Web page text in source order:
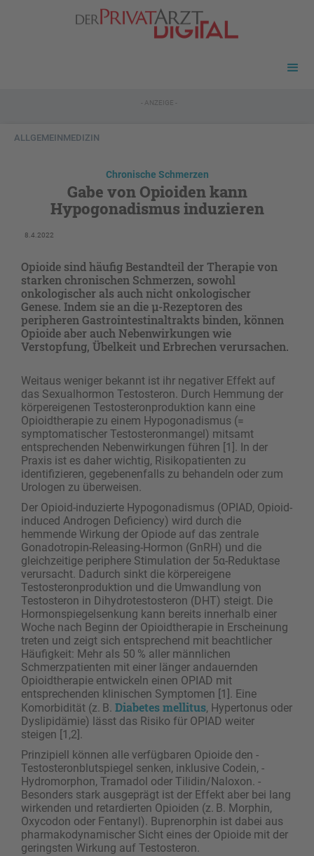
- ANZEIGE -
ALLGEMEINMEDIZIN
Chronische Schmerzen
Gabe von Opioiden kann
Hypogonadismus induzieren
8.4.2022
Opioide sind häufig Bestandteil der Therapie von
starken chronischen Schmerzen, sowohl
onkologischer als auch nicht onkologischer
Genese. Indem sie an die μ-Rezeptoren des
peripheren Gastrointestinaltrakts binden, können
Opioide aber auch Nebenwirkungen wie
Verstopfung, Übelkeit und Erbrechen verursachen.
Weitaus weniger bekannt ist ihr negativer Effekt auf
das Sexualhormon Testosteron. Durch Hemmung der
körpereigenen Testosteronproduktion kann eine
Opioidtherapie zu einem Hypogonadismus (=
symptomatischer Testosteronmangel) mitsamt
entsprechenden Nebenwirkungen führen [1]. In der
Praxis ist es daher wichtig, Risikopatienten zu
identifizieren, gegebenenfalls zu behandeln oder zum
Urologen zu überweisen.
Der Opioid-induzierte Hypogonadismus (OPIAD, Opioid-
induced Androgen Deficiency) wird durch die
hemmende Wirkung der Opiode auf das zentrale
Gonadotropin-Releasing-Hormon (GnRH) und die
gleichzeitige periphere Stimulation der 5α-Reduktase
verursacht. Dadurch sinkt die körpereigene
Testosteronproduktion und die Umwandlung von
Testosteron in Dihydrotestosteron (DHT) steigt. Die
Hormonspiegelsenkung kann bereits innerhalb einer
Woche nach Beginn der Opioidtherapie in Erscheinung
treten und zeigt sich entsprechend mit beachtlicher
Häufigkeit: Mehr als 50 % aller männlichen
Schmerzpatienten mit einer länger andauernden
Opioidtherapie entwickeln einen OPIAD mit
entsprechenden klinischen Symptomen [1]. Eine
Komorbidität (z. B. Diabetes mellitus, Hypertonus oder
Dyslipidämie) lässt das Risiko für OPIAD weiter
steigen [1,2].
Prinzipiell können alle verfügbaren Opioide den ­
Testosteronblutspiegel senken, inklusive Codein, ­
Hydromorphon, Tramadol oder Tilidin/Naloxon. ­
Besonders stark ausgeprägt ist der Effekt aber bei lang
wirkenden und retardierten Opioiden (z. B. ­Morphin,
Oxycodon oder Fentanyl). Buprenorphin ist dabei aus
pharmakodynamischer Sicht eines der Opioide mit der
geringsten Wirkung auf ­Testosteron.